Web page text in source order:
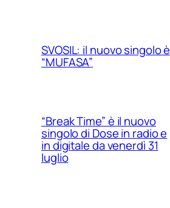
SVOSIL: il nuovo singolo è
“MUFASA”
“Break Time” è il nuovo
singolo di Dose in radio e
in digitale da venerdì 31
luglio